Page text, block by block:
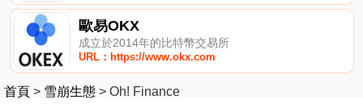
歐易OKX
成立於2014年的比特幣交易所
URL：https://www.okx.com
首頁 > 雪崩生態 > Oh! Finance